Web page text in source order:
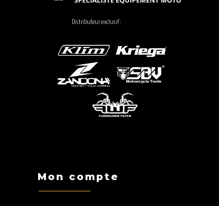
Distributeur exclusif :
Mon compte